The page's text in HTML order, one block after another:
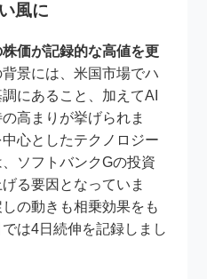
風に
価が記録的な高値を更
背景には、米国市場でハ
にあること、加えてAI
高まりが挙げられま
心としたテクノロジー
ソフトバンクGの投資
る要因となっていま
の動きも相乗効果をも
は4日続伸を記録しまし